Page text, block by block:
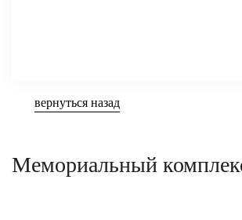
вернуться назад
Мемориальный